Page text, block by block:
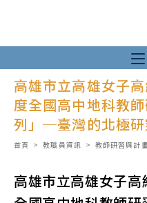
至
主
內
容
高雄市立高雄女子
度全國高中地科教
列」─臺灣的北極
首頁 > 教職員資訊 > 教師研習與計
高雄市立高雄女子